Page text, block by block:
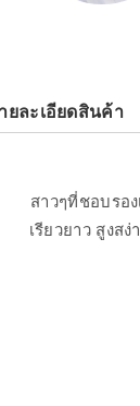
ยละเอียดสินค้า
สาวๆที่ชอบรอ
เรียวยาว สูงส